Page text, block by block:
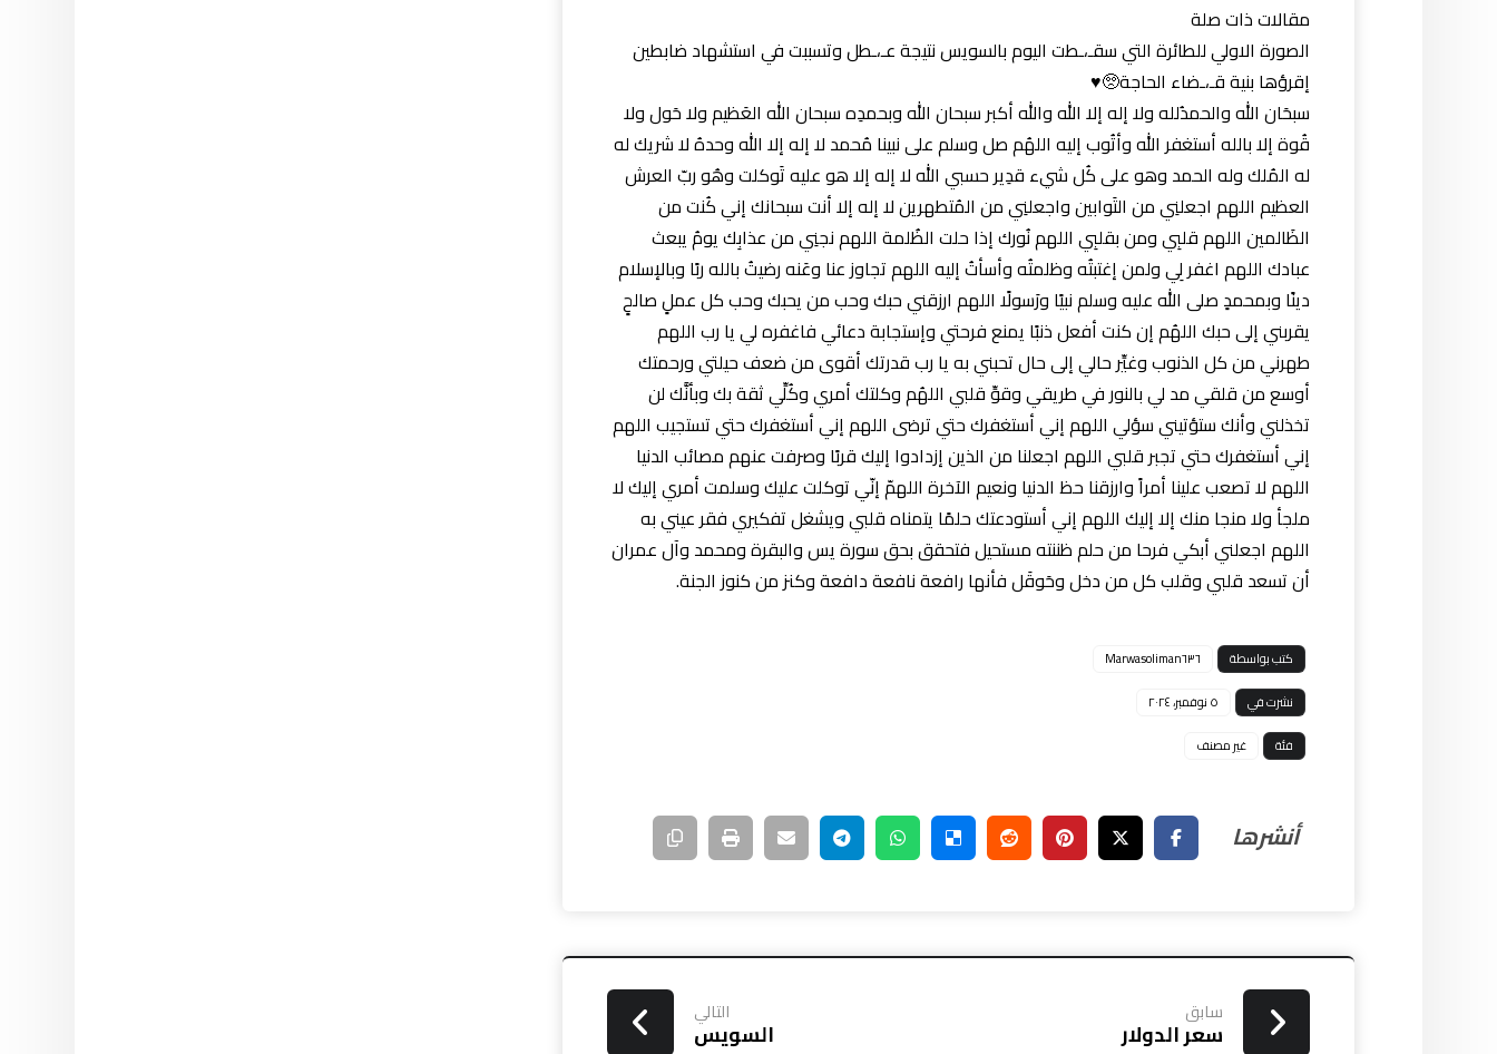
مقالات ذات صلة
الصورة الاولي للطائرة التي سقـ،ـطت اليوم بالسويس نتيجة عـ،ـطل وتسببت في استشهاد ضابطين
إقرؤها بنية قـ،ـضاء الحاجة🥺♥️
سبحَان الله والحمدُلله ولا إله إلا الله والله أكبر سبحان الله وبحمدِه سبحان الله العَظيم ولا حَول ولا
قُوة إلا بالله أستغفر الله وأتُوب إليه اللهُم صل وسلم على نبينا مُحمد لا إله إلا الله وحدهُ لا شريك له
له المُلك وله الحمد وهو على كُل شيء قدِير حسبي الله لا إله إلا هو عليه تَوكلت وهُو ربّ العرش
العظيم اللهم اجعلنِي من التَوابين واجعلنِي من المُتطهرين لا إله إلا أنت سبحانك إني كُنت من
الظَالمين اللهم قلبِي ومن بقلبِي اللهم نُورك إذا حلت الظُلمة اللهم نجنِي من عذابِك يومُ يبعث
عبادك اللهم اغفر لِي ولمن إغتبتُه وظلمتُه وأسأتُ إليه اللهم تجاوز عنا وعَنه رضيتُ بالله ربًا وبالإسلام
دينًا وبمحمدٍ صلى الله عليه وسلم نبيًا ورَسولًا اللهم ارزقني حبك وحب من يحبك وحب كل عملٍ صالحٍ
يقربني إلى حبك اللهُم إن كنت أفعل ذنبًا يمنع فرحتي وإستجابة دعائي فاغفره لي يا رب اللهم
طهرني من كل الذنوب وغيِّر حالي إلى حال تحبني به يا رب قدرتك أقوى من ضعف حيلتي ورحمتك
أوسع من قلقي مد لي بالنور في طريقي وقوِّ قلبي اللهُم وكلتك أمري وكُلِّي ثقة بك وبأنَّك لن
تخذلني وأنك ستؤتيني سؤلي اللهم إني أستغفرك حتي ترضى اللهم إني أستغفرك حتي تستجيب اللهم
إني أستغفرك حتي تجبر قلبي اللهم اجعلنا من الذين إزدادوا إليك قربًا وصرفت عنهم مصائب الدنيا
اللهم لا تصعب علينا أمراً وارزقنا حظ الدنيا ونعيم الآخرة اللهمّ إنّي توكلت عليك وسلمت أمري إليك لا
ملجأ ولا منجا منك إلا إليك اللهم إني أستودعتك حلمًا يتمناه قلبي ويشغل تفكيري فقر عيني به
اللهم اجعلني أبكي فرحا من حلم ظننته مستحيل فتحقق بحق سورة يس والبقرة ومحمد وآل عمران
أن تسعد قلبي وقلب كل من دخل وحَوقَل فأنها رافعة نافعة دافعة وكنز من كنوز الجنة.
كتب بواسطة
Marwasoliman٦٣٦
نشرت في
٥ نوفمبر، ٢٠٢٤
فئة
غير مصنف
سابق
سعر الدولار
التالي
السويس